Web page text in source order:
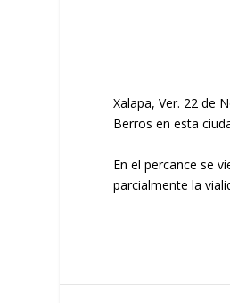
Xalapa, Ver. 22 de
Berros en esta
En el percance se
parcialmente la